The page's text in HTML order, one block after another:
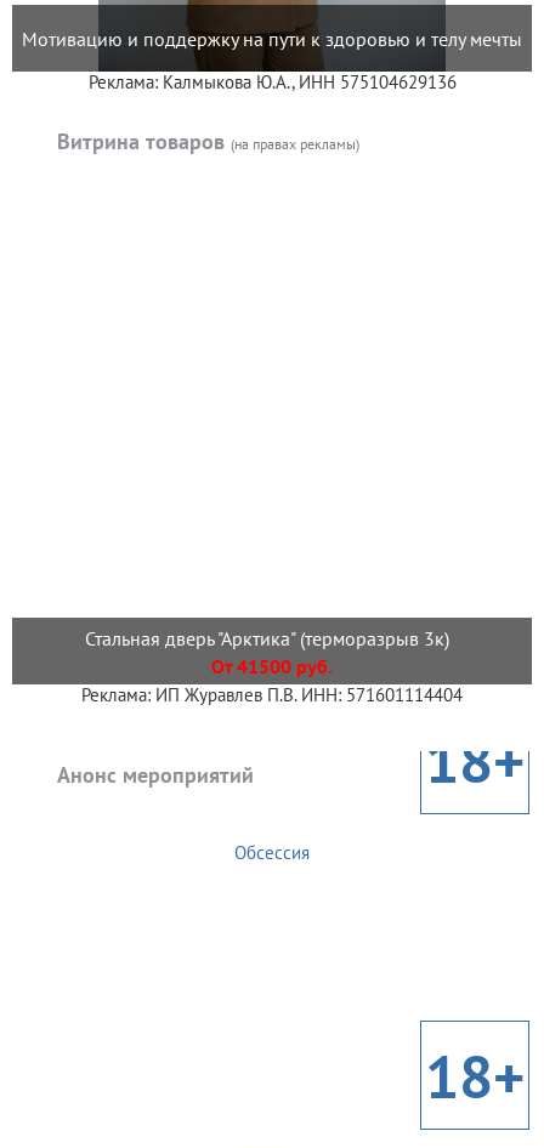
Мотивацию и поддержку на пути к здоровью и телу мечты
Реклама: Калмыкова Ю.А., ИНН 575104629136
Витрина товаров (на правах рекламы)
Стальная дверь "Арктика" (терморазрыв 3к)
От 41500 руб.
Реклама: ИП Журавлев П.В. ИНН: 571601114404
Анонс мероприятий 18+
Обсессия
18+